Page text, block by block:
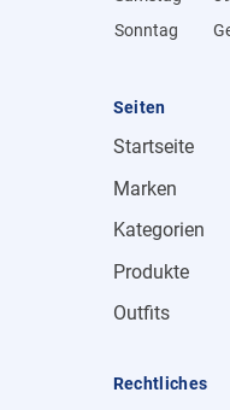
Sonntag
Seiten
Startseite
Marken
Kategorien
Produkte
Outfits
Rechtliches